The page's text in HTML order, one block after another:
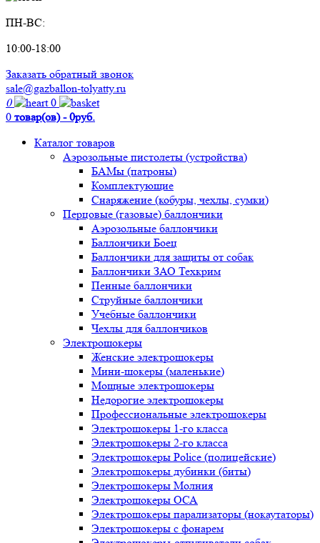
ПН-ВС:
10:00-18:00
Заказать обратный звонок
sale@gazballon-tolyatty.ru
0
0
0 товар(ов) - 0руб.
Каталог товаров
Аэрозольные пистолеты (устройства)
БАМы (патроны)
Комплектующие
Снаряжение (кобуры, чехлы, сумки)
Перцовые (газовые) баллончики
Аэрозольные баллончики
Баллончики Боец
Баллончики для защиты от собак
Баллончики ЗАО Техкрим
Пенные баллончики
Струйные баллончики
Учебные баллончики
Чехлы для баллончиков
Электрошокеры
Женские электрошокеры
Мини-шокеры (маленькие)
Мощные электрошокеры
Недорогие электрошокеры
Профессиональные электрошокеры
Электрошокеры 1-го класса
Электрошокеры 2-го класса
Электрошокеры Police (полицейские)
Электрошокеры дубинки (биты)
Электрошокеры Молния
Электрошокеры ОСА
Электрошокеры парализаторы (нокаутаторы)
Электрошокеры с фонарем